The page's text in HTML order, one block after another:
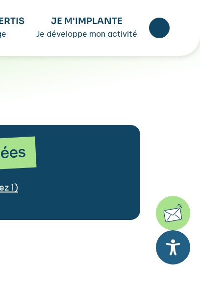
JE M'IMPLANTE
Je développe mon activité
1)